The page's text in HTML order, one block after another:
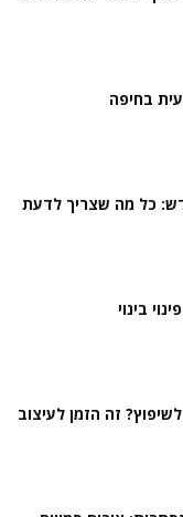
בחיפה
כל מה שצריך לדעת
בינוי
זה הזמן לעיצוב